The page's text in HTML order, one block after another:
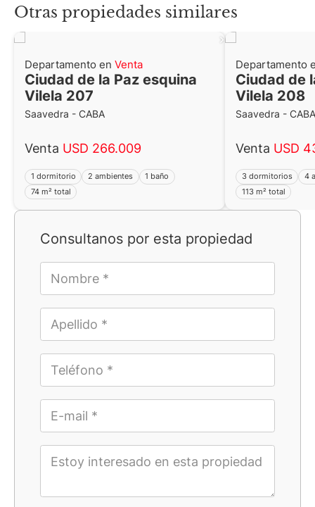
Consultanos por esta propiedad
Otras propiedades similares
Departamento en Venta
Ciudad de la Paz esquina
Vilela 207
Saavedra - CABA
Venta USD 266.009
1 dormitorio 2 ambientes
1 baño
74 m² total
Departamento
Ciudad de
Vilela 208
Saavedra - CABA
Venta USD
3 dormitorios
4
113 m² total